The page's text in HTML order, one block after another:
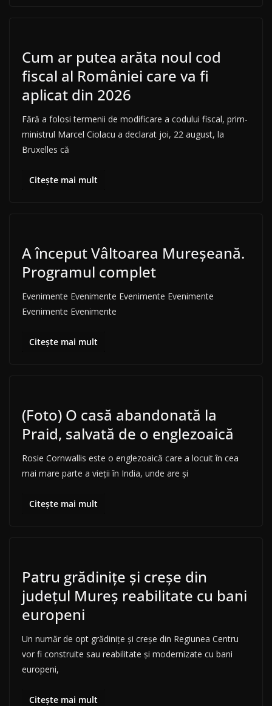
Cum ar putea arăta noul cod
fiscal al României care va fi
aplicat din 2026
Fără a folosi termenii de modificare a codului fiscal, prim-
ministrul Marcel Ciolacu a declarat joi, 22 august, la
Bruxelles că
Citește mai mult
A început Vâltoarea Mureșeană.
Programul complet
Evenimente Evenimente Evenimente Evenimente
Evenimente Evenimente
Citește mai mult
(Foto) O casă abandonată la
Praid, salvată de o englezoaică
Rosie Cornwallis este o englezoaică care a locuit în cea
mai mare parte a vieții în India, unde are și
Citește mai mult
Patru grădinițe și creșe din
județul Mureș reabilitate cu bani
europeni
Un număr de opt grădiniţe şi creşe din Regiunea Centru
vor fi construite sau reabilitate şi modernizate cu bani
europeni,
Citește mai mult